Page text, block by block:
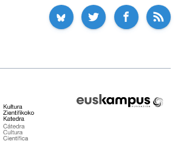
Fundazioa